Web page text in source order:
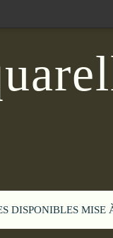
DISPONIBLES MISE